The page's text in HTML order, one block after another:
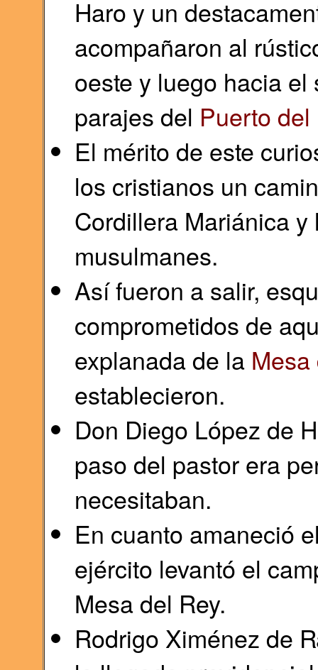
Haro y un
acompañaron al
oeste y luego hacia el
parajes del Puerto del
El mérito de este
los cristianos un
Cordillera Mariánica
musulmanes.
Así fueron a salir,
comprometidos de
explanada de la Mesa
establecieron.
Don Diego López de
paso del pastor era
necesitaban.
En cuanto amaneció
ejército levantó el
Mesa del Rey.
Rodrigo Ximénez de